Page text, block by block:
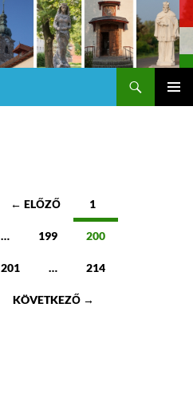
← ELŐZŐ 1
… 199 200
201 … 214
KÖVETKEZŐ →